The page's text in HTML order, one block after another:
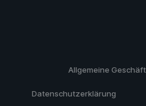
Allgemeine
Datenschutzerklärung